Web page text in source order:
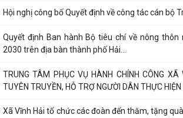
Hội nghị công bố Quyết định về công tác cán bộ
Quyết định Ban hành Bộ tiêu chí về nông thôn
2030 trên địa bàn thành phố Hải...
TRUNG TÂM PHỤC VỤ HÀNH CHÍNH CÔNG
TUYÊN TRUYỀN, HỖ TRỢ NGƯỜI DÂN THỰC HIỆN
Xã Vĩnh Hải tổ chức các đoàn đến thăm, tặng